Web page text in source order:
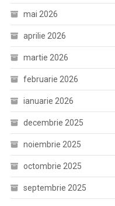
mai 2026
aprilie 2026
martie 2026
februarie 2026
ianuarie 2026
decembrie 2025
noiembrie 2025
octombrie 2025
septembrie 2025